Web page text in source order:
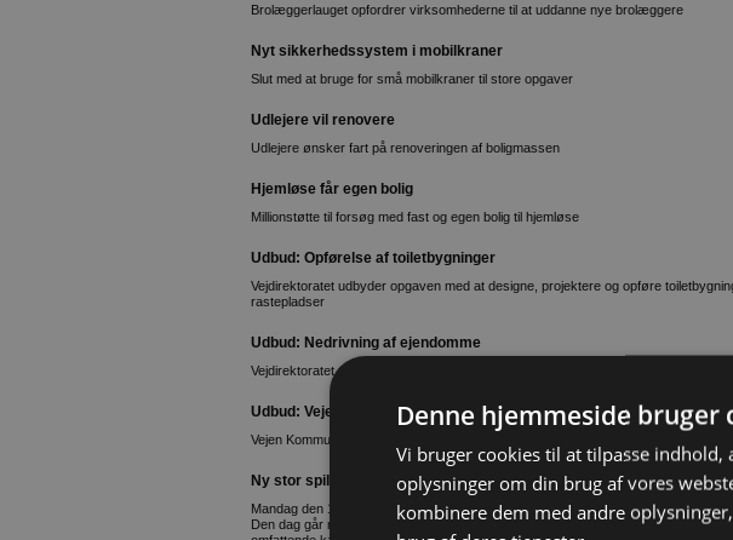
Brolæggerlauget opfordrer virksomhederne til at uddanne nye brolæggere
Nyt sikkerhedssystem i mobilkraner
Slut med at bruge for små mobilkraner til store opgaver
Udlejere vil renovere
Udlejere ønsker fart på renoveringen af boligmassen
Hjemløse får egen bolig
Millionstøtte til forsøg med fast og egen bolig til hjemløse
Udbud: Opførelse af toiletbygninger
Vejdirektoratet udbyder opgaven med at designe, projektere og opføre
rastepladser
Udbud: Nedrivning af ejendomme
Vejdirektoratet udbyder opgaven med nedrivning af ejendomme ved Funder-Hårup
Udbud: Vejen Kommune sælger byggegrunde
Vejen Kommune sælger kommunale parcelhuse til højestbydende
Ny stor spiller går ind i emballagemarkedet
Mandag den 17. april er en ganske særlig dag for Map Danmark og deres 75
Den dag går man nemlig ind i segmentet for standardemballage med brask og
Denne hjemmeside bruger
Vi bruger cookies til at tilpasse indhold,
oplysninger om din brug af vores
kombinere dem med andre